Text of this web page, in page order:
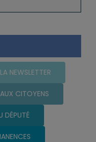
NEWSLETTER
CITOYENS
DÉPUTÉ